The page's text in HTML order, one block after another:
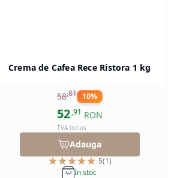
Crema de Cafea Rece Ristora 1 kg
58,81 10%
52,91 RON
TVA inclus
Adauga
5(1)
In stoc